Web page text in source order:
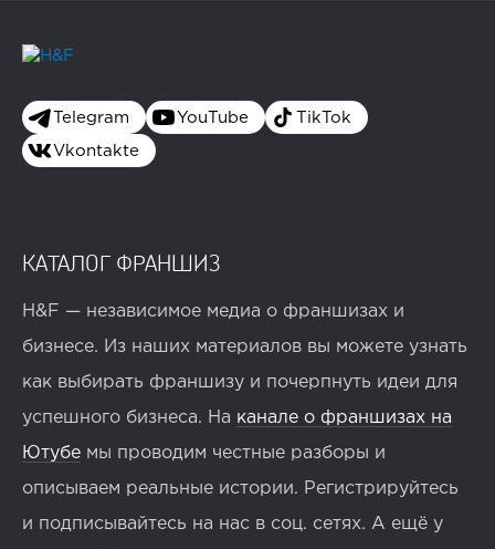
Telegram YouTube TikTok
Vkontakte
КАТАЛОГ ФРАНШИЗ
H&F — независимое медиа о франшизах и
бизнесе. Из наших материалов вы можете узнать
как выбирать франшизу и почерпнуть идеи для
успешного бизнеса. На канале о франшизах на
Ютубе мы проводим честные разборы и
описываем реальные истории. Регистрируйтесь
и подписывайтесь на нас в соц. сетях. А ещё у